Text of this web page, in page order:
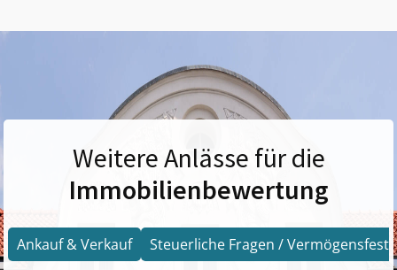
Weitere Anlässe für die
Immobilienbewertung
Ankauf & Verkauf Steuerliche Fragen /